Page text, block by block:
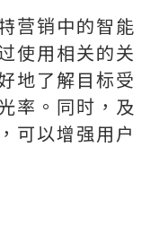
营销中的智能
使用相关的关
地了解目标受
率。同时，及
可以增强用户